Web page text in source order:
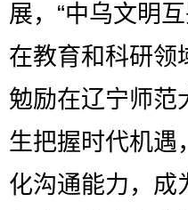
展，“中乌文明
在教育和科研领
勉励在辽宁师范
生把握时代机遇
化沟通能力，成